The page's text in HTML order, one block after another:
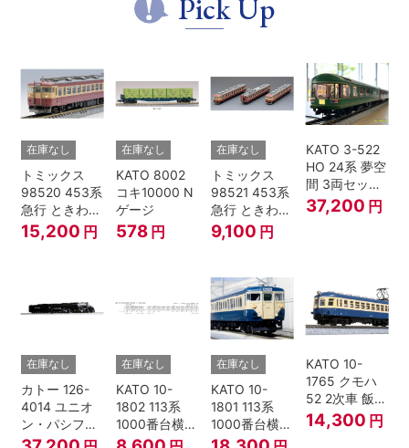
Pick Up
在庫なし
トミックス
98520 453系
急行 ときわ
基本4両セッ
ト Nゲージ
15,200 円
在庫なし
KATO 8002
コキ10000 N
ゲージ
578 円
在庫なし
トミックス
98521 453系
急行 ときわ
増結3両セッ
ト Nゲージ
9,100 円
KATO 3-522
HO 24系 夢空
間 3両セット
HOゲージ
37,200 円
在庫なし
カトー 126-
4014 ユニオ
ン・パシフィ
ック鉄道 ビッ
在庫なし
KATO 10-
1802 113系
1000番台横須
賀・総武快速
在庫なし
KATO 10-
1801 113系
1000番台横須
賀・総武快速
KATO 10-
1765 クモハ
52 2次車 飯田
線 4両セット
Nゲージ
14,300 円